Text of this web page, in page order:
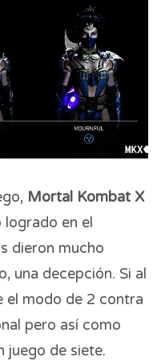
Mortal Kombat X
logrado en el
dieron mucho
una decepción. Si al
el modo de 2 contra
pero así como
juego de siete.